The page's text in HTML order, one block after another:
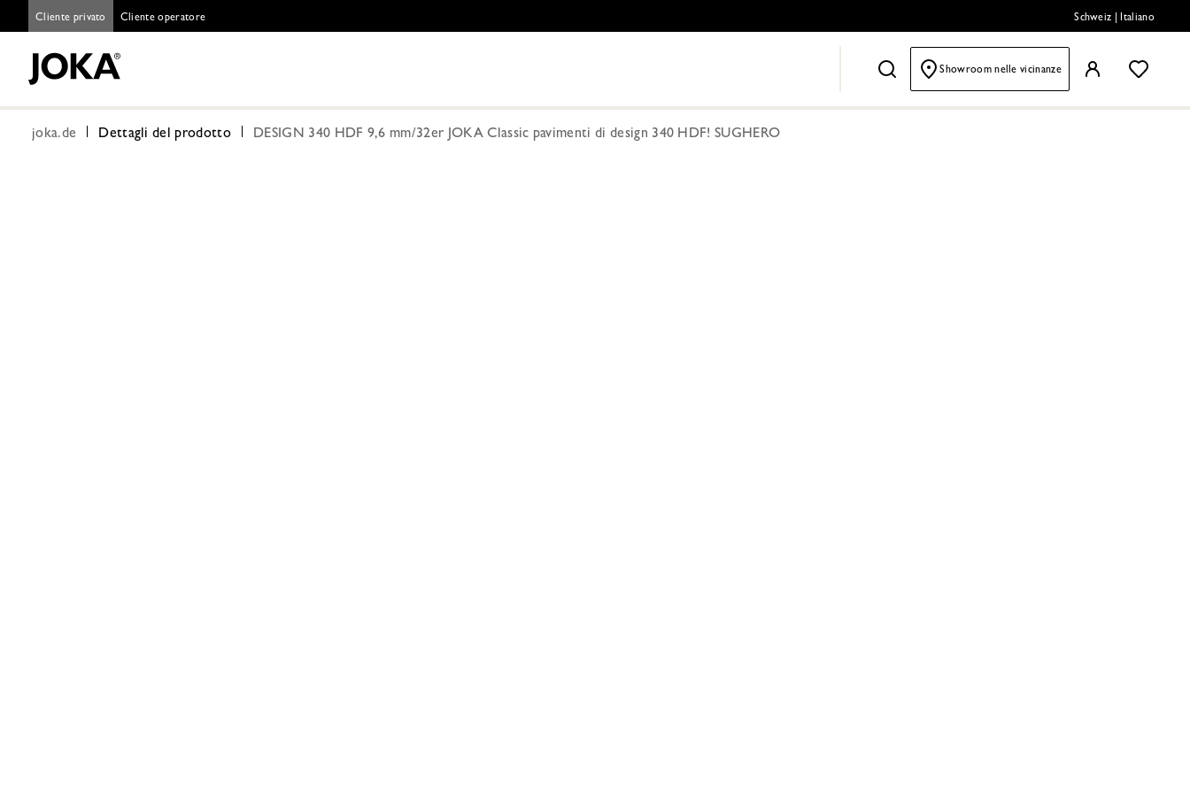
Cliente privato Cliente operatore Schweiz Italiano
Showroom nelle vicinanze
joka.de Dettagli del prodotto DESIGN 340 HDF 9,6 mm/32er JOKA Classic pavimenti di design 340 HDF! SUGHERO